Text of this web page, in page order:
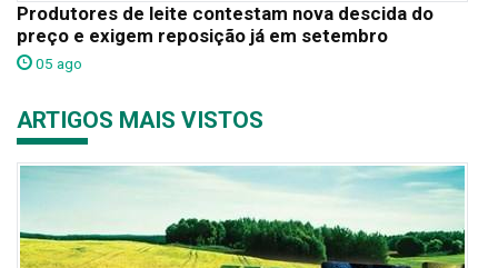
Produtores de leite contestam nova descida do
preço e exigem reposição já em setembro
05 ago
ARTIGOS MAIS VISTOS